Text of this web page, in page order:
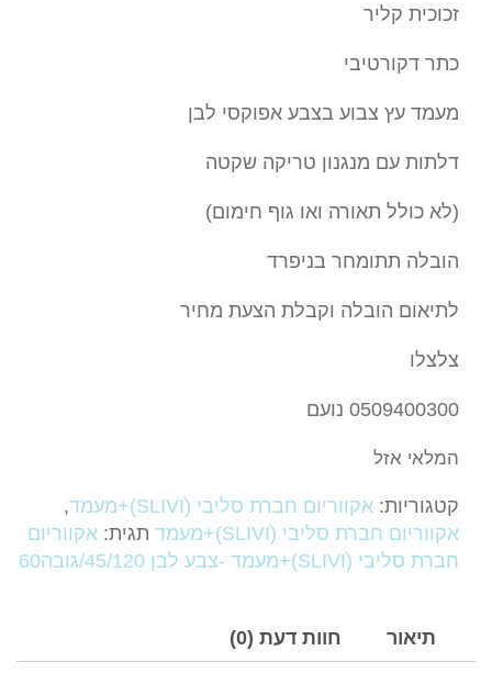
זכוכית קליר
כתר דקורטיבי
מעמד עץ צבוע בצבע אפוקסי לבן
דלתות עם מנגנון טריקה שקטה
(לא כולל תאורה ואו גוף חימום)
הובלה תתומחר בניפרד
לתיאום הובלה וקבלת הצעת מחיר
צלצלו
0509400300 נועם
המלאי אזל
קטגוריות: אקווריום חברת סליבי (SLIVIׂׂ)+מעמד
,
אקווריום חברת סליבי (SLIVIׂׂ)+מעמד
תגית: אקווריום
חברת סליבי (SLIVIׂׂ)+מעמד -צבע לבן 45/120/גובה60
תיאור חוות דעת (0)